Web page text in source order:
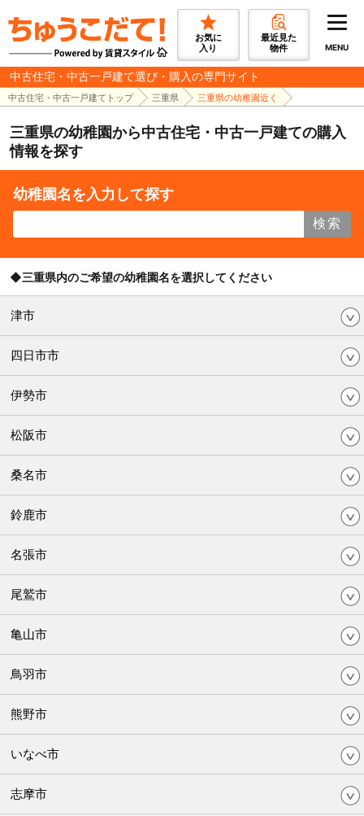
お気に
入り
最近見た
物件
MENU
中古住宅・中古一戸建て選び・購入の専門サイト
中古住宅・中古一戸建てトップ 三重県 三重県の幼稚園近く
三重県の幼稚園から中古住宅・中古一戸建ての購入
情報を探す
幼稚園名を入力して探す
検索
◆三重県内のご希望の幼稚園名を選択してください
津市
四日市市
伊勢市
松阪市
桑名市
鈴鹿市
名張市
尾鷲市
亀山市
鳥羽市
熊野市
いなべ市
志摩市